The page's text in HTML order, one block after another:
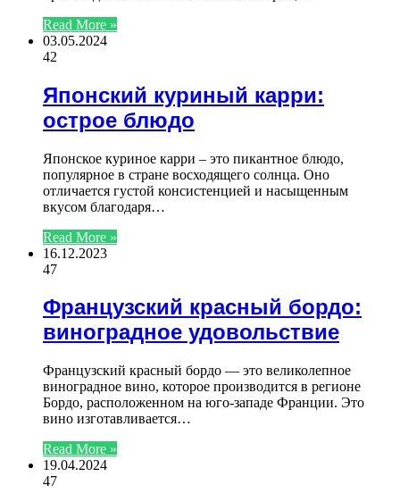
Read More »
03.05.2024
42
Японский куриный карри:
острое блюдо
Японское куриное карри – это пикантное блюдо,
популярное в стране восходящего солнца. Оно
отличается густой консистенцией и насыщенным
вкусом благодаря…
Read More »
16.12.2023
47
Французский красный бордо:
виноградное удовольствие
Французский красный бордо — это великолепное
виноградное вино, которое производится в регионе
Бордо, расположенном на юго-западе Франции. Это
вино изготавливается…
Read More »
19.04.2024
47